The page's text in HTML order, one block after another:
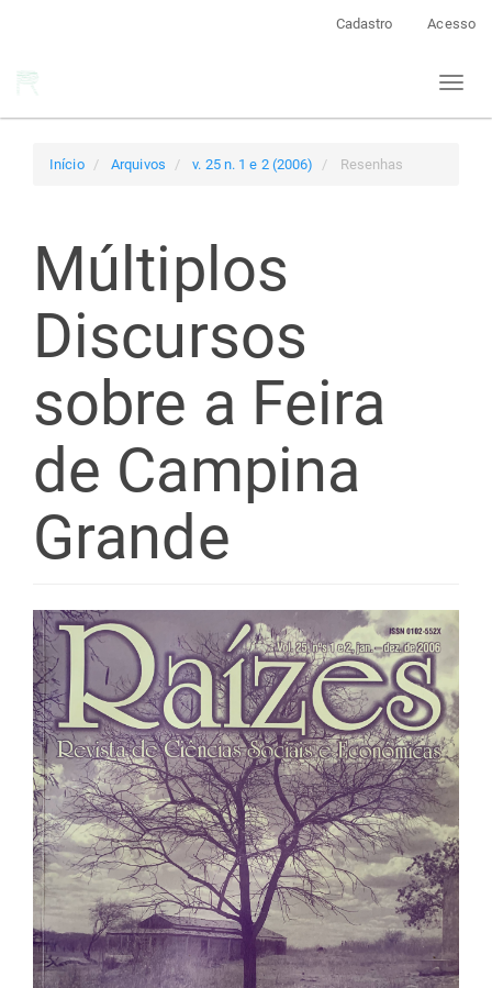
Cadastro Acesso
Toggle
Início Arquivos v. 25 n. 1 e 2 (2006) Resenhas
Múltiplos
Discursos
sobre a Feira
de Campina
Grande
Barra
lateral
de
artigos